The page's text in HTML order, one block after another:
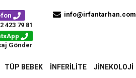
423 79 81
Gönder
info@irfantarhan.com
TÜP BEBEK İNFERILITE JINEKOLOJI